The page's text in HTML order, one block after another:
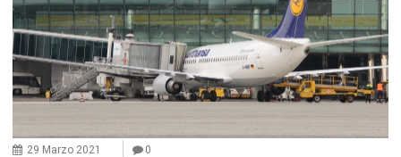
29 Marzo 2021 0